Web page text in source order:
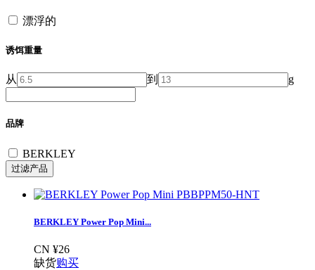
漂浮的
诱饵重量
从 到 g
品牌
BERKLEY
BERKLEY Power Pop Mini...
CN ¥26
缺货购买